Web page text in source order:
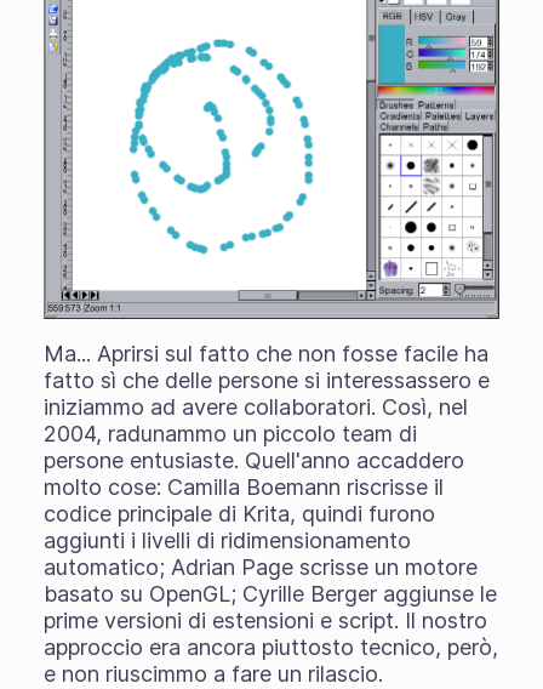
Ma... Aprirsi sul fatto che non fosse facile ha
fatto sì che delle persone si interessassero e
iniziammo ad avere collaboratori. Così, nel
2004, radunammo un piccolo team di
persone entusiaste. Quell'anno accaddero
molto cose: Camilla Boemann riscrisse il
codice principale di Krita, quindi furono
aggiunti i livelli di ridimensionamento
automatico; Adrian Page scrisse un motore
basato su OpenGL; Cyrille Berger aggiunse le
prime versioni di estensioni e script. Il nostro
approccio era ancora piuttosto tecnico, però,
e non riuscimmo a fare un rilascio.